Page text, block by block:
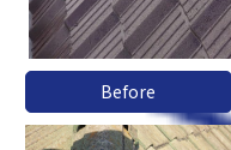
Before